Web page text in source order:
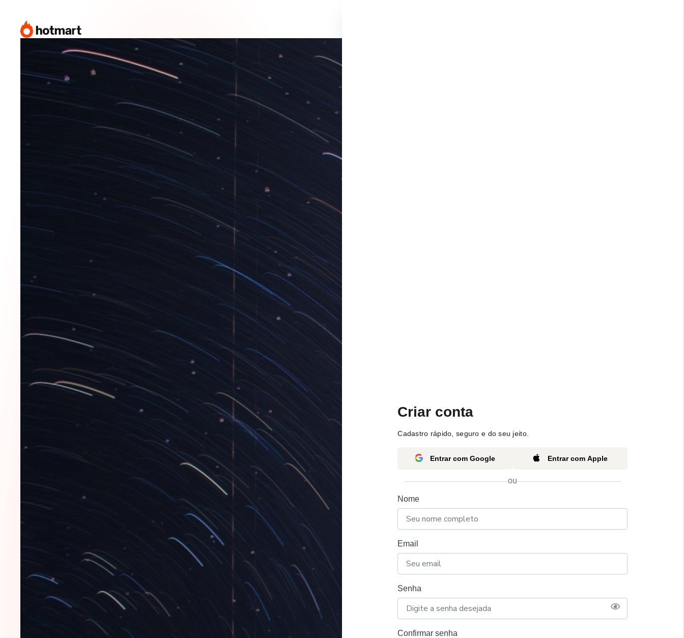
Criar conta
Cadastro rápido, seguro e do seu jeito.
Entrar com Google Entrar com Apple
ou
Nome
Email
Senha
Confirmar senha